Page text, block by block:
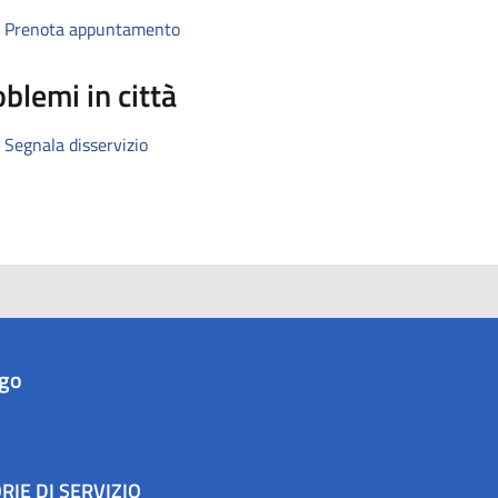
Prenota appuntamento
in città
Segnala disservizio
DI SERVIZIO